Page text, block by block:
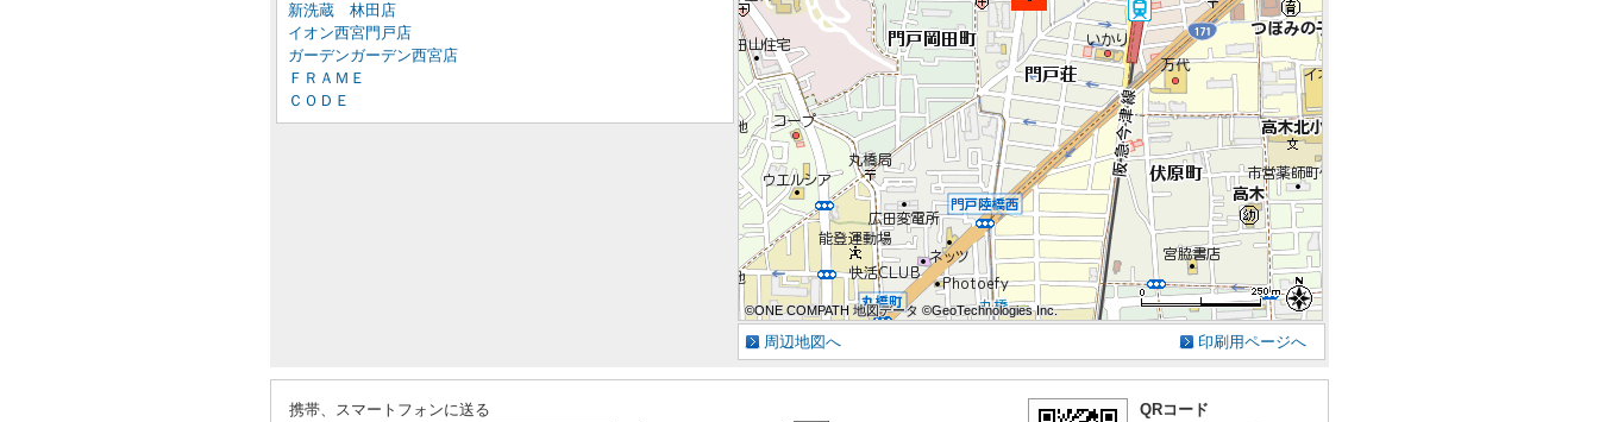
新洗蔵 林田店
イオン西宮門戸店
ガーデンガーデン西宮店
ＦＲＡＭＥ
ＣＯＤＥ
©ONE COMPATH 地図データ ©GeoTechnologies Inc.
©ONE COMPATH 地図データ ©GeoTechnologies Inc.
©ONE COMPATH 地図データ ©GeoTechnologies Inc.
©ONE COMPATH 地図データ ©GeoTechnologies Inc.
©ONE COMPATH 地図データ ©GeoTechnologies Inc.
©ONE COMPATH 地図データ ©GeoTechnologies Inc.
©ONE COMPATH 地図データ ©GeoTechnologies Inc.
©ONE COMPATH 地図データ ©GeoTechnologies Inc.
©ONE COMPATH 地図データ ©GeoTechnologies Inc.
周辺地図へ 印刷用ページへ
携帯、スマートフォンに送る
QRコード